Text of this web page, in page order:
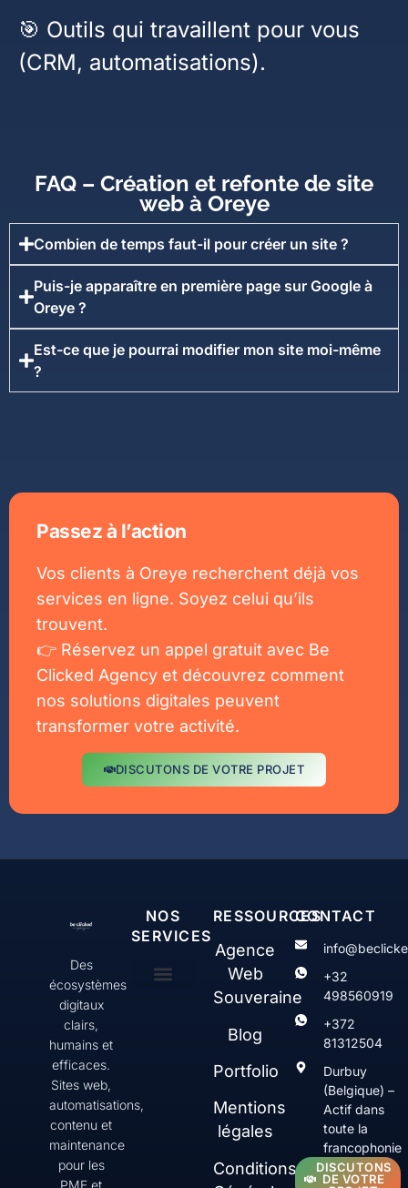
🎯 Outils qui travaillent pour vous
(CRM, automatisations).
FAQ – Création et refonte de site
web à Oreye
Combien de temps faut-il pour créer un site ?
Puis-je apparaître en première page sur Google à
Oreye ?
Est-ce que je pourrai modifier mon site moi-même
?
Passez à l’action
Vos clients à Oreye recherchent déjà vos
services en ligne. Soyez celui qu’ils
trouvent.
👉 Réservez un appel gratuit avec Be
Clicked Agency et découvrez comment
nos solutions digitales peuvent
transformer votre activité.
DISCUTONS DE VOTRE PROJET
Des
écosystèmes
digitaux
clairs,
humains et
efficaces.
Sites web,
automatisations,
contenu et
maintenance
pour les
NOS
SERVICES
RESSOURCES
Agence
Web
Souveraine
Blog
Portfolio
Mentions
légales
Conditions
CONTACT
+32
498560919
+372
81312504
Durbuy
(Belgique) –
Actif dans
toute la
francophonie
DISCUTONS
DE VOTRE